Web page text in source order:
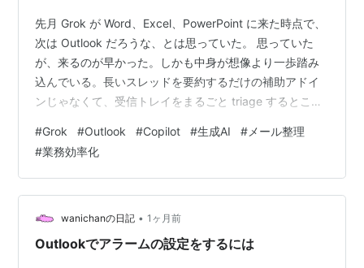
先月 Grok が Word、Excel、PowerPoint に来た時点で、
次は Outlook だろうな、とは思っていた。 思っていた
が、来るのが早かった。しかも中身が想像より一歩踏み
込んでいる。長いスレッドを要約するだけの補助アドイ
ンじゃなくて、受信トレイをまるごと triage するところ
といけないメールだけ残して、あとは掃除しておいて」
を実行させる、という設計。5月に Google Daily Brief を
取り上げたときに「朝のメール整理」という新しいレイ
ヤーが立ち上がる、と書いたけれど、そこに xAI が
Outlook の…
#Grok #Outlook #Copilot #生成AI # メール整理
#業務効率化
wanichanの日記 • 1ヶ月前
Outlookでアラームの設定をするには